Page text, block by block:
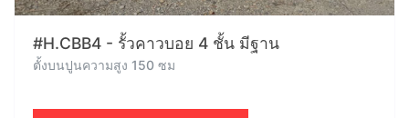
#H.CBB4 - รั้วคาวบอย 4 ชั้น มีฐาน
ตั้งบนปูนความสูง 150 ซม